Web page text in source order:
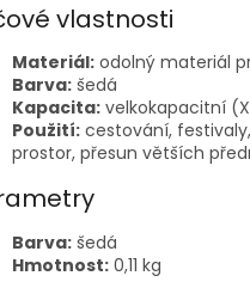
vlastnosti
Materiál: odolný materiál
Barva: šedá
Kapacita: velkokapacitní
Použití: cestování,
prostor, přesun větších
Barva: šedá
Hmotnost: 0,11 kg